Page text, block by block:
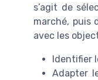
s’agit de
marché, puis
avec les
Identifier
Adapter